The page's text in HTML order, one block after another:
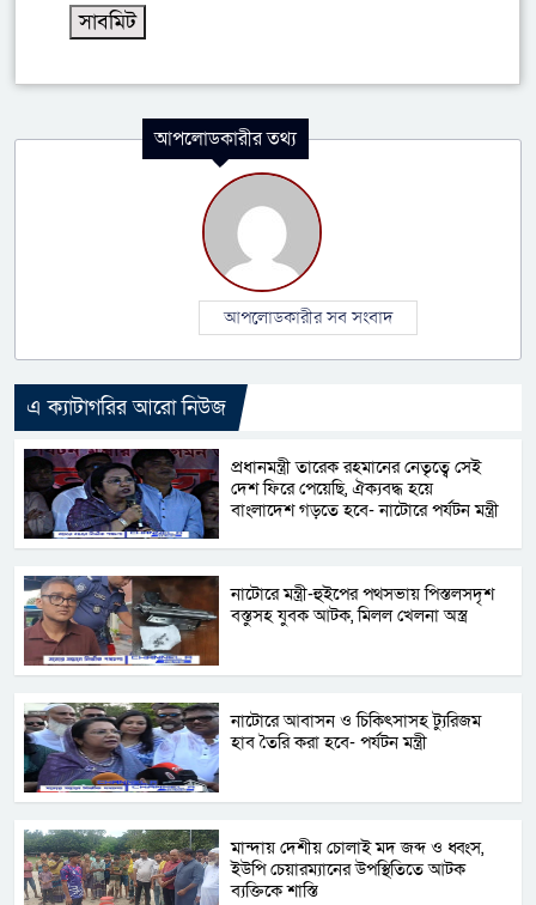
আপলোডকারীর তথ্য
আপলোডকারীর সব সংবাদ
এ ক্যাটাগরির আরো নিউজ
প্রধানমন্ত্রী তারেক রহমানের নেতৃত্বে সেই
দেশ ফিরে পেয়েছি, ঐক্যবদ্ধ হয়ে
বাংলাদেশ গড়তে হবে- নাটোরে পর্যটন মন্ত্রী
নাটোরে মন্ত্রী-হুইপের পথসভায় পিস্তলসদৃশ
বস্তুসহ যুবক আটক, মিলল খেলনা অস্ত্র
নাটোরে আবাসন ও চিকিৎসাসহ ট্যুরিজম
হাব তৈরি করা হবে- পর্যটন মন্ত্রী
মান্দায় দেশীয় চোলাই মদ জব্দ ও ধ্বংস,
ইউপি চেয়ারম্যানের উপস্থিতিতে আটক
ব্যক্তিকে শাস্তি